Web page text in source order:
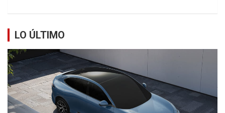
LO ÚLTIMO